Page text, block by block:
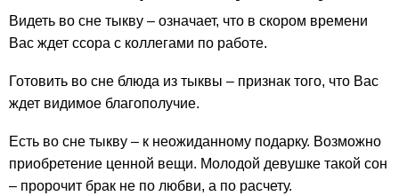
Видеть во сне тыкву – означает, что в скором времени
Вас ждет ссора с коллегами по работе.
Готовить во сне блюда из тыквы – признак того, что Вас
ждет видимое благополучие.
Есть во сне тыкву – к неожиданному подарку. Возможно
приобретение ценной вещи. Молодой девушке такой сон
– пророчит брак не по любви, а по расчету.